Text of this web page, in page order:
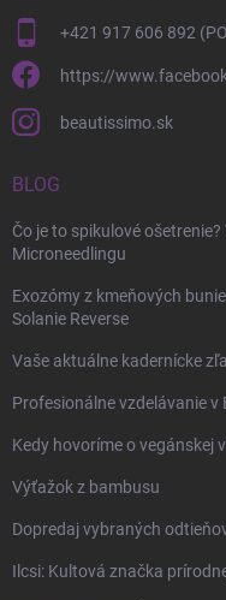
+421 917 606 892
https://
beautissimo.sk
BLOG
Čo je to spikulové
Microneedlingu
Exozómy z kmeňových
Solanie Reverse
Vaše aktuálne kadernícke
Profesionálne vzdelávanie v
Kedy hovoríme o vegánskej
Výťažok z bambusu
Dopredaj vybraných
Ilcsi: Kultová značka